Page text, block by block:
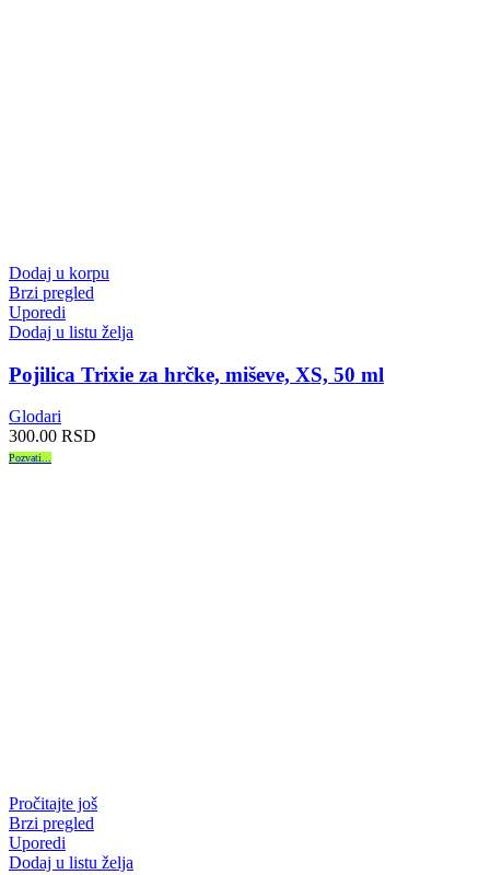
Dodaj u korpu
Brzi pregled
Uporedi
Dodaj u listu želja
Pojilica Trixie za hrčke, miševe, XS, 50 ml
Glodari
300.00 RSD
Pozvati...
Pročitajte još
Brzi pregled
Uporedi
Dodaj u listu želja